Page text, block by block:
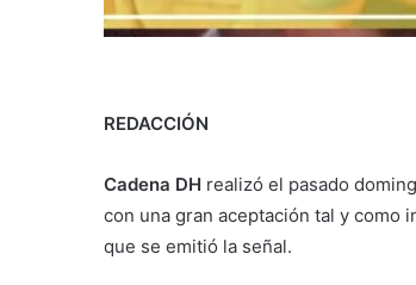
REDACCIÓN
Cadena DH realizó el pasado
con una gran aceptación tal y como
que se emitió la señal.